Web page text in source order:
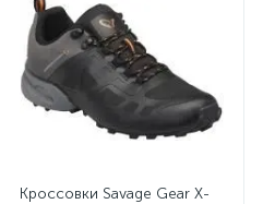
Кроссовки Savage Gear X-